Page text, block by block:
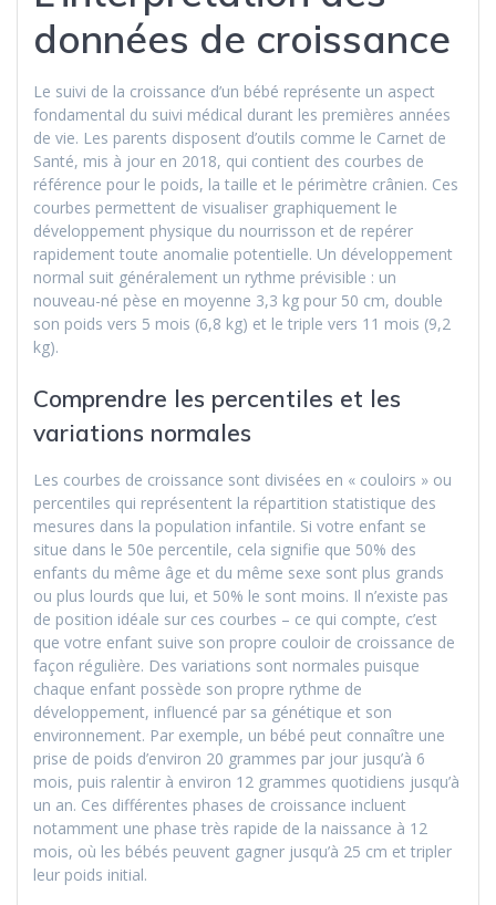
données de croissance
Le suivi de la croissance d’un bébé représente un aspect
fondamental du suivi médical durant les premières années
de vie. Les parents disposent d’outils comme le Carnet de
Santé, mis à jour en 2018, qui contient des courbes de
référence pour le poids, la taille et le périmètre crânien. Ces
courbes permettent de visualiser graphiquement le
développement physique du nourrisson et de repérer
rapidement toute anomalie potentielle. Un développement
normal suit généralement un rythme prévisible : un
nouveau-né pèse en moyenne 3,3 kg pour 50 cm, double
son poids vers 5 mois (6,8 kg) et le triple vers 11 mois (9,2
kg).
Comprendre les percentiles et les
variations normales
Les courbes de croissance sont divisées en « couloirs » ou
percentiles qui représentent la répartition statistique des
mesures dans la population infantile. Si votre enfant se
situe dans le 50e percentile, cela signifie que 50% des
enfants du même âge et du même sexe sont plus grands
ou plus lourds que lui, et 50% le sont moins. Il n’existe pas
de position idéale sur ces courbes – ce qui compte, c’est
que votre enfant suive son propre couloir de croissance de
façon régulière. Des variations sont normales puisque
chaque enfant possède son propre rythme de
développement, influencé par sa génétique et son
environnement. Par exemple, un bébé peut connaître une
prise de poids d’environ 20 grammes par jour jusqu’à 6
mois, puis ralentir à environ 12 grammes quotidiens jusqu’à
un an. Ces différentes phases de croissance incluent
notamment une phase très rapide de la naissance à 12
mois, où les bébés peuvent gagner jusqu’à 25 cm et tripler
leur poids initial.